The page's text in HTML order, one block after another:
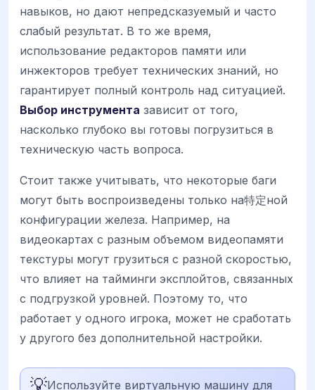
навыков, но дают непредсказуемый и часто
слабый результат. В то же время,
использование редакторов памяти или
инжекторов требует технических знаний, но
гарантирует полный контроль над ситуацией.
Выбор инструмента зависит от того,
насколько глубоко вы готовы погрузиться в
техническую часть вопроса.
Стоит также учитывать, что некоторые баги
могут быть воспроизведены только на特定ной
конфигурации железа. Например, на
видеокартах с разным объемом видеопамяти
текстуры могут грузиться с разной скоростью,
что влияет на тайминги эксплойтов, связанных
с подгрузкой уровней. Поэтому то, что
работает у одного игрока, может не сработать
у другого без дополнительной настройки.
💡Используйте виртуальную машину для